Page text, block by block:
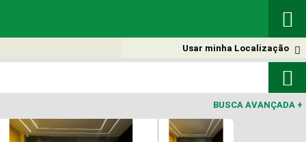


Usar minha Localização

BUSCA AVANÇADA +